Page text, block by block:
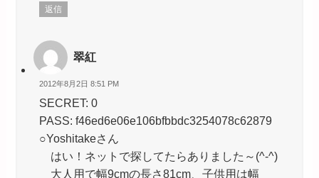
返信
翠紅
2012年8月2日 8:51 PM
SECRET: 0
PASS: f46ed6e06e106bfbbdc3254078c62879
○Yoshitakeさん
はい！ネットで探してたらありました～(^-^)
大人用で幅9cmの長さ81cm、子供用は幅